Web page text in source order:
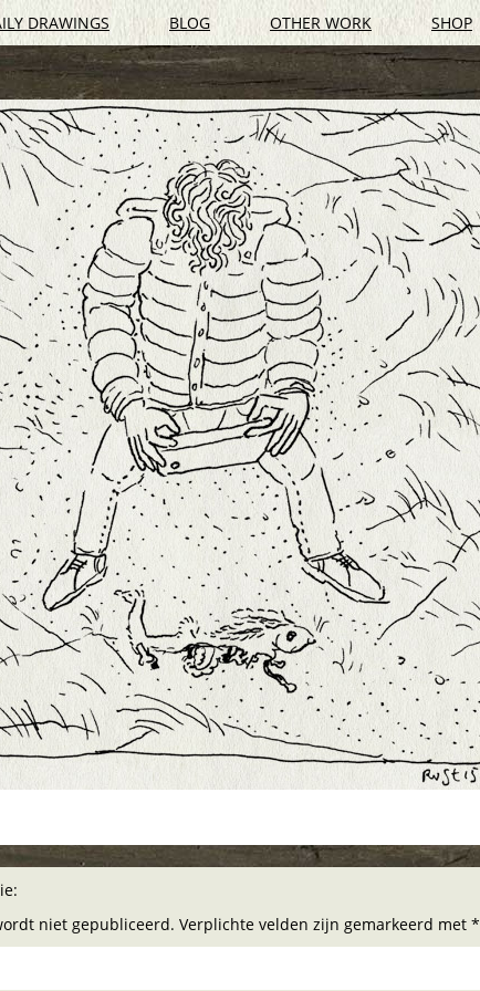
DRAWINGS BLOG OTHER WORK SHOP
niet gepubliceerd. Verplichte velden zijn gemarkeerd met *